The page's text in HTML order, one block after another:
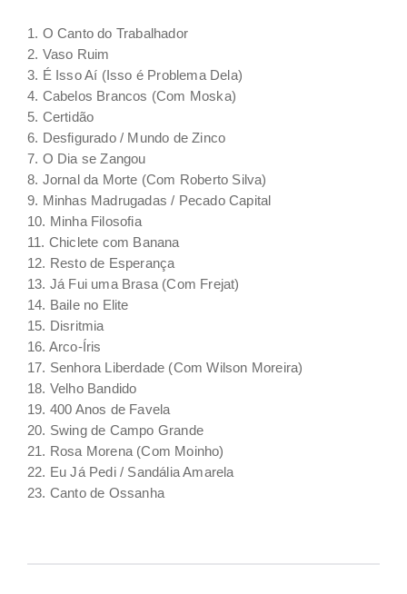
1. O Canto do Trabalhador
2. Vaso Ruim
3. É Isso Aí (Isso é Problema Dela)
4. Cabelos Brancos (Com Moska)
5. Certidão
6. Desfigurado / Mundo de Zinco
7. O Dia se Zangou
8. Jornal da Morte (Com Roberto Silva)
9. Minhas Madrugadas / Pecado Capital
10. Minha Filosofia
11. Chiclete com Banana
12. Resto de Esperança
13. Já Fui uma Brasa (Com Frejat)
14. Baile no Elite
15. Disritmia
16. Arco-Íris
17. Senhora Liberdade (Com Wilson Moreira)
18. Velho Bandido
19. 400 Anos de Favela
20. Swing de Campo Grande
21. Rosa Morena (Com Moinho)
22. Eu Já Pedi / Sandália Amarela
23. Canto de Ossanha